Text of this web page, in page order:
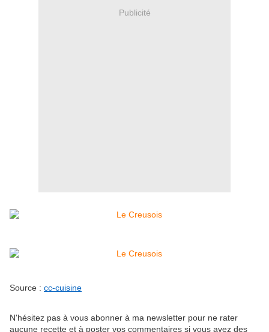
Publicité
Source : cc-cuisine
N'hésitez pas à vous abonner à ma newsletter pour ne rater
aucune recette et à poster vos commentaires si vous avez des